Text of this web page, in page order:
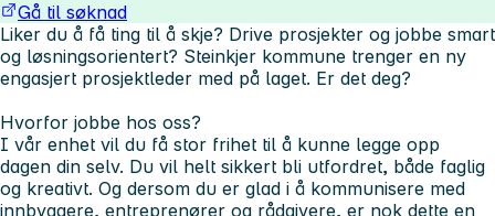
Gå til søknad
Liker du å få ting til å skje? Drive prosjekter og jobbe smart
og løsningsorientert? Steinkjer kommune trenger en ny
engasjert prosjektleder med på laget. Er det deg?
Hvorfor jobbe hos oss?
I vår enhet vil du få stor frihet til å kunne legge opp
dagen din selv. Du vil helt sikkert bli utfordret, både faglig
og kreativt. Og dersom du er glad i å kommunisere med
innbyggere, entreprenører og rådgivere, er nok dette en